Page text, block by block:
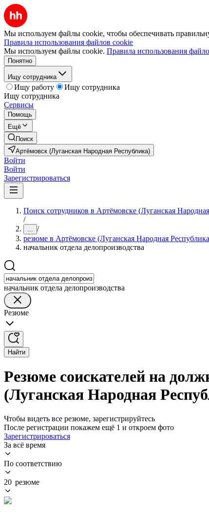
Мы используем файлы cookie, чтобы обеспечивать
Правила использования файлов cookie
Мы используем файлы cookie. Правила использования
Понятно
Ищу сотрудника
Ищу работу
Ищу сотрудника
Ищу сотрудника
Сервисы
Помощь
Ещё
Поиск
Артёмовск (Луганская Народная Республика)
Войти
Войти
Зарегистрироваться
Поиск сотрудников в Артёмовске (Луганская
/
... /
резюме в Артёмовске (Луганская Народная
начальник отдела делопроизводства
начальник отдела делопроизводства
Резюме
Найти
Резюме соискателей на
(Луганская Народная
Чтобы видеть все резюме, зарегистрируйтесь
После регистрации покажем ещё 1 и откроем фото
Зарегистрироваться
За всё время
По соответствию
20 резюме